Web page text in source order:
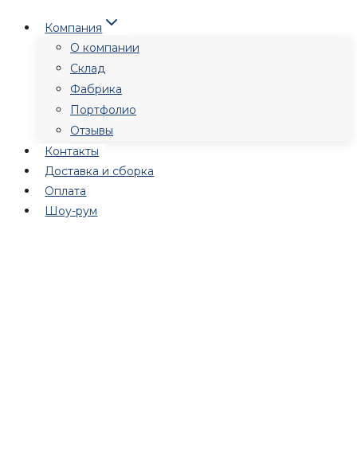
Перейти
содержимому
Компания
О компании
Склад
Фабрика
Портфолио
Отзывы
Контакты
Доставка и сборка
Оплата
Шоу-рум